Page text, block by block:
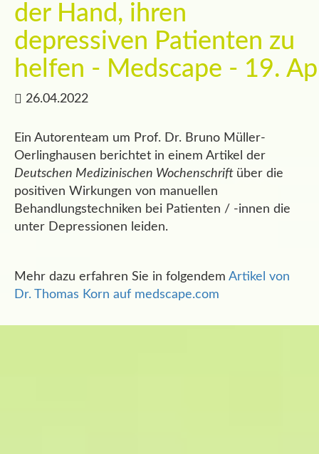
der Hand, ihren
depressiven Patienten zu
helfen - Medscape - 19.
26.04.2022
Ein Autorenteam um Prof. Dr. Bruno Müller-
Oerlinghausen berichtet in einem Artikel der
Deutschen Medizinischen Wochenschrift über die
positiven Wirkungen von manuellen
Behandlungstechniken bei Patienten / -innen die
unter Depressionen leiden.
Mehr dazu erfahren Sie in folgendem Artikel von
Dr. Thomas Korn auf medscape.com